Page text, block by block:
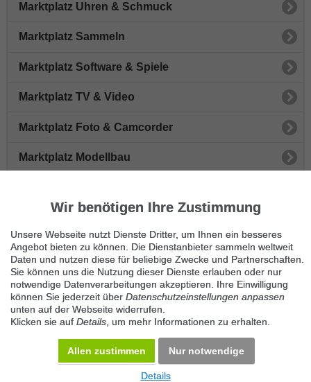
Marktplatz Uhren & Schmuck
Marktplatz Sammeln
Marktplatz Software & Spiele
Marktplatz TV & Video
Marktplatz Foto & Camcorder
Marktplatz Modellbau
Marktplatz Eintrittskarten & Tickets
Immer die neuesten Anzeigen erhalten?
Kein Angebot verpassen, täglich per E-Mail.
Benachrichtigung aktivieren
KOSTENLOS INSERIEREN
Wir benötigen Ihre Zustimmung
Unsere Webseite nutzt Dienste Dritter, um Ihnen ein besseres
Angebot bieten zu können. Die Dienstanbieter sammeln weltweit
Daten und nutzen diese für beliebige Zwecke und Partnerschaften.
Sie können uns die Nutzung dieser Dienste erlauben oder nur
notwendige Datenverarbeitungen akzeptieren. Ihre Einwilligung
können Sie jederzeit über Datenschutzeinstellungen anpassen
unten auf der Webseite widerrufen.
Klicken sie auf Details , um mehr Informationen zu erhalten.
Allen zustimmen Nur notwendige
Details